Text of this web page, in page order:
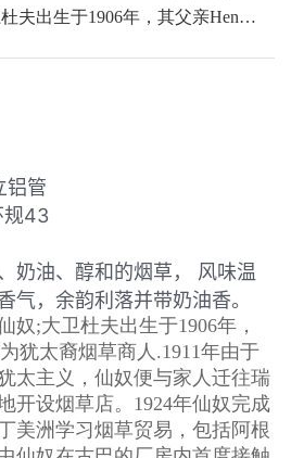
夫出生于1906年，其父亲Hen…
铝管
规43
奶油、醇和的烟草， 风味温
气，余韵利落并带奶油香。
奴;大卫杜夫出生于1906年，
犹太裔烟草商人.1911年由于
太主义，仙奴便与家人迁往瑞
开设烟草店。1924年仙奴完成
美洲学习烟草贸易，包括阿根